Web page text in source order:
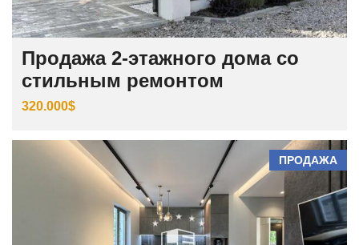
Продажа 2-этажного дома со
стильным ремонтом
320.000$
ПРОДАЖА